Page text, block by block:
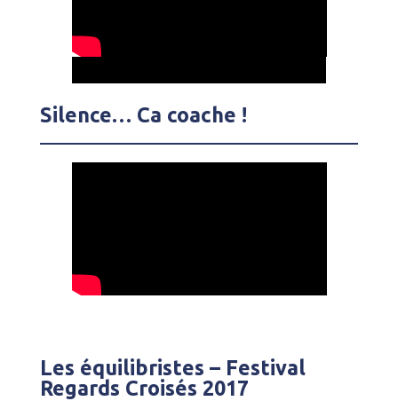
Silence… Ca coache !
Les équilibristes – Festival
Regards Croisés 2017